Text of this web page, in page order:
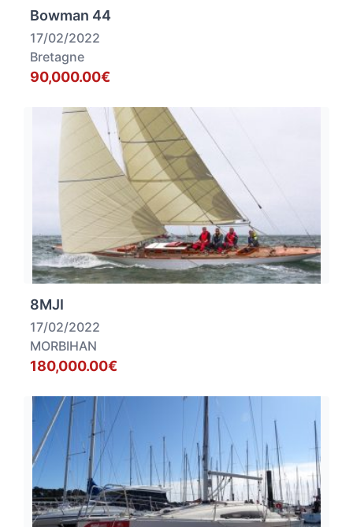
Bowman 44
17/02/2022
Bretagne
90,000.00€
8MJI
17/02/2022
MORBIHAN
180,000.00€